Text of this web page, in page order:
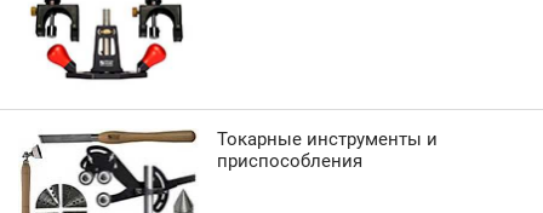
Токарные инструменты и
приспособления